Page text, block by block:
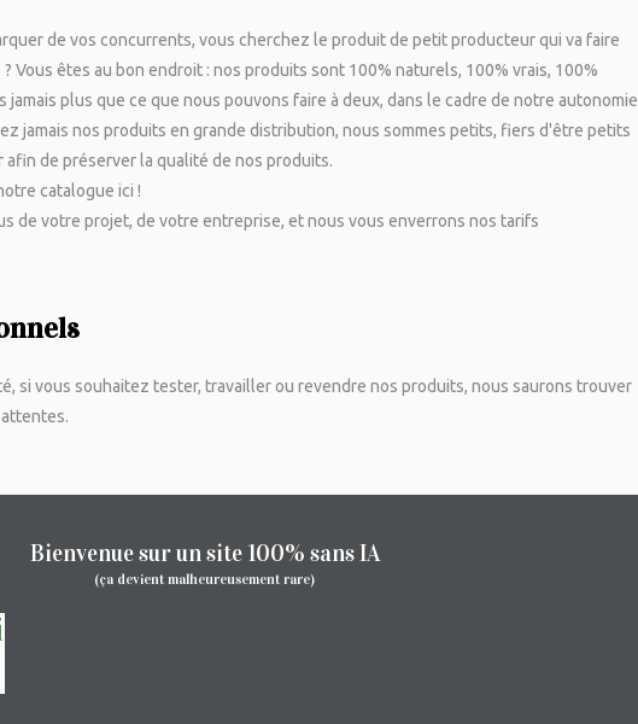
de vos concurrents, vous cherchez le produit de petit producteur qui va faire
Vous êtes au bon endroit : nos produits sont 100% naturels, 100% vrais, 100%
jamais plus que ce que nous pouvons faire à deux, dans le cadre de notre autonomie
jamais nos produits en grande distribution, nous sommes petits, fiers d'être petits
de préserver la qualité de nos produits.
catalogue ici !
de votre projet, de votre entreprise, et nous vous enverrons nos tarifs
si vous souhaitez tester, travailler ou revendre nos produits, nous saurons trouver
Bienvenue sur un site 100% sans IA
(ça devient malheureusement rare)